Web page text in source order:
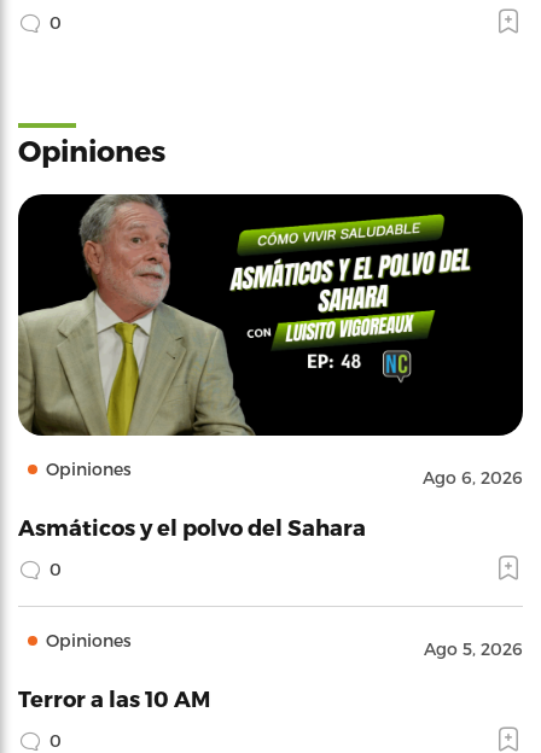
0
Opiniones
Opiniones Ago 6, 2026
Asmáticos y el polvo del Sahara
0
Opiniones Ago 5, 2026
Terror a las 10 AM
0